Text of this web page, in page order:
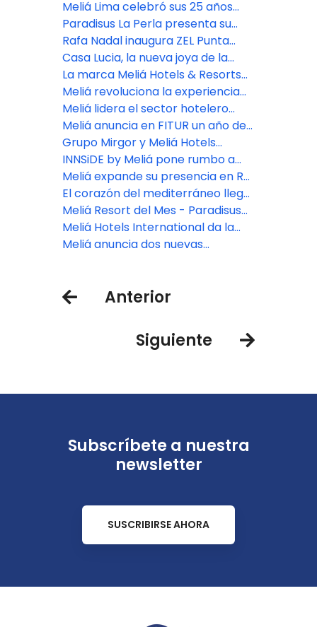
Salta
debutará en Perú con un nuevo
hotel boutique en el centro
histórico de Lima
Meliá Lima celebró sus 25 años
reconociendo a su mayor tesoro:
su gente
Paradisus La Perla presenta su
exclusivo concepto FACE SPAce
Rafa Nadal inaugura ZEL Punta
Cana
Casa Lucia, la nueva joya de la
marca The Meliá Collection que
unirá arte y hospitalidad en
Buenos Aires
La marca Meliá Hotels & Resorts
llegará a Venecia en 2025
Meliá revoluciona la experiencia
integral del cliente con su nueva
app
Meliá lidera el sector hotelero
mundial en sostenibilidad, según
S&P Global
Meliá anuncia en FITUR un año de
intensa expansión geográfica y
consolidación de su apuesta por
los segmentos Premium y de Lujo
Grupo Mirgor y Meliá Hotels
International desarrollarán un
hotel de lujo en Ushuaia
INNSiDE by Meliá pone rumbo a
Argentina y consolida su
expansión en América Latina
Meliá expande su presencia en RD
con INNSiDE by Meliá
El corazón del mediterráneo llega
al Caribe: ZEL Punta Cana abre sus
puertas
Meliá Resort del Mes - Paradisus
Playa del Carmen
Meliá Hotels International da la
bienvenida a los miembros
Meliá anuncia dos nuevas
ArgentinaAnterior
Siguiente
Subscríbete a nuestra
newsletter
SUSCRIBIRSE AHORA